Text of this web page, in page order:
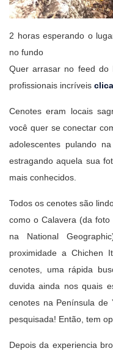
2 horas esperando o
no fundo
Quer arrasar no feed do
profissionais incríveis
Cenotes eram locais
você quer se conectar
adolescentes pulando
estragando aquela sua
mais conhecidos.
Todos os cenotes são
como o Calavera (da
na National
proximidade a Chichen
cenotes, uma rápida
duvida ainda nos quais
cenotes na Península de
pesquisada! Então, tem
Depois da experiencia